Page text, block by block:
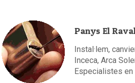
Panys El
Instal·lem,
Inceca, Arca
Especialistes en